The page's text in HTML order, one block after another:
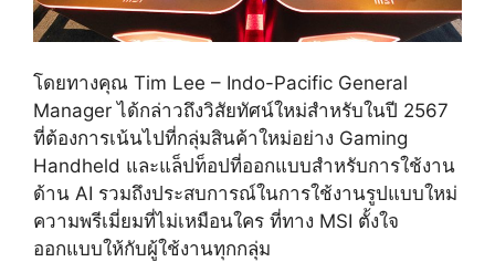
โดยทางคุณ Tim Lee – Indo-Pacific General
Managerได้กล่าวถึงวิสัยทัศน์ใหม่สำหรับในปี 2567
ที่ต้องการเน้นไปที่กลุ่มสินค้าใหม่อย่าง Gaming
Handheld และแล็ปท็อปที่ออกแบบสำหรับการใช้งาน
ด้าน AI รวมถึงประสบการณ์ในการใช้งานรูปแบบใหม่
ความพรีเมี่ยมที่ไม่เหมือนใคร ที่ทาง MSI ตั้งใจ
ออกแบบให้กับผู้ใช้งานทุกกลุ่ม